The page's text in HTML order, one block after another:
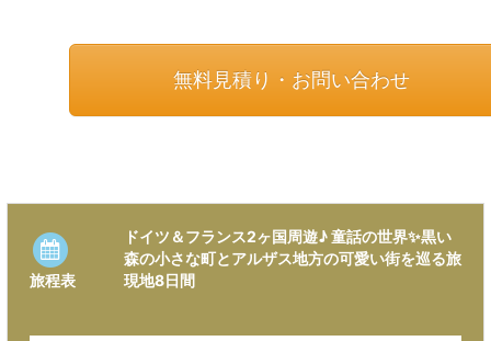
無料見積り・お問い合わせ
旅程表
ドイツ＆フランス2ヶ国周遊♪ 童話の世界✨黒い
森の小さな町とアルザス地方の可愛い街を巡る旅
現地8日間